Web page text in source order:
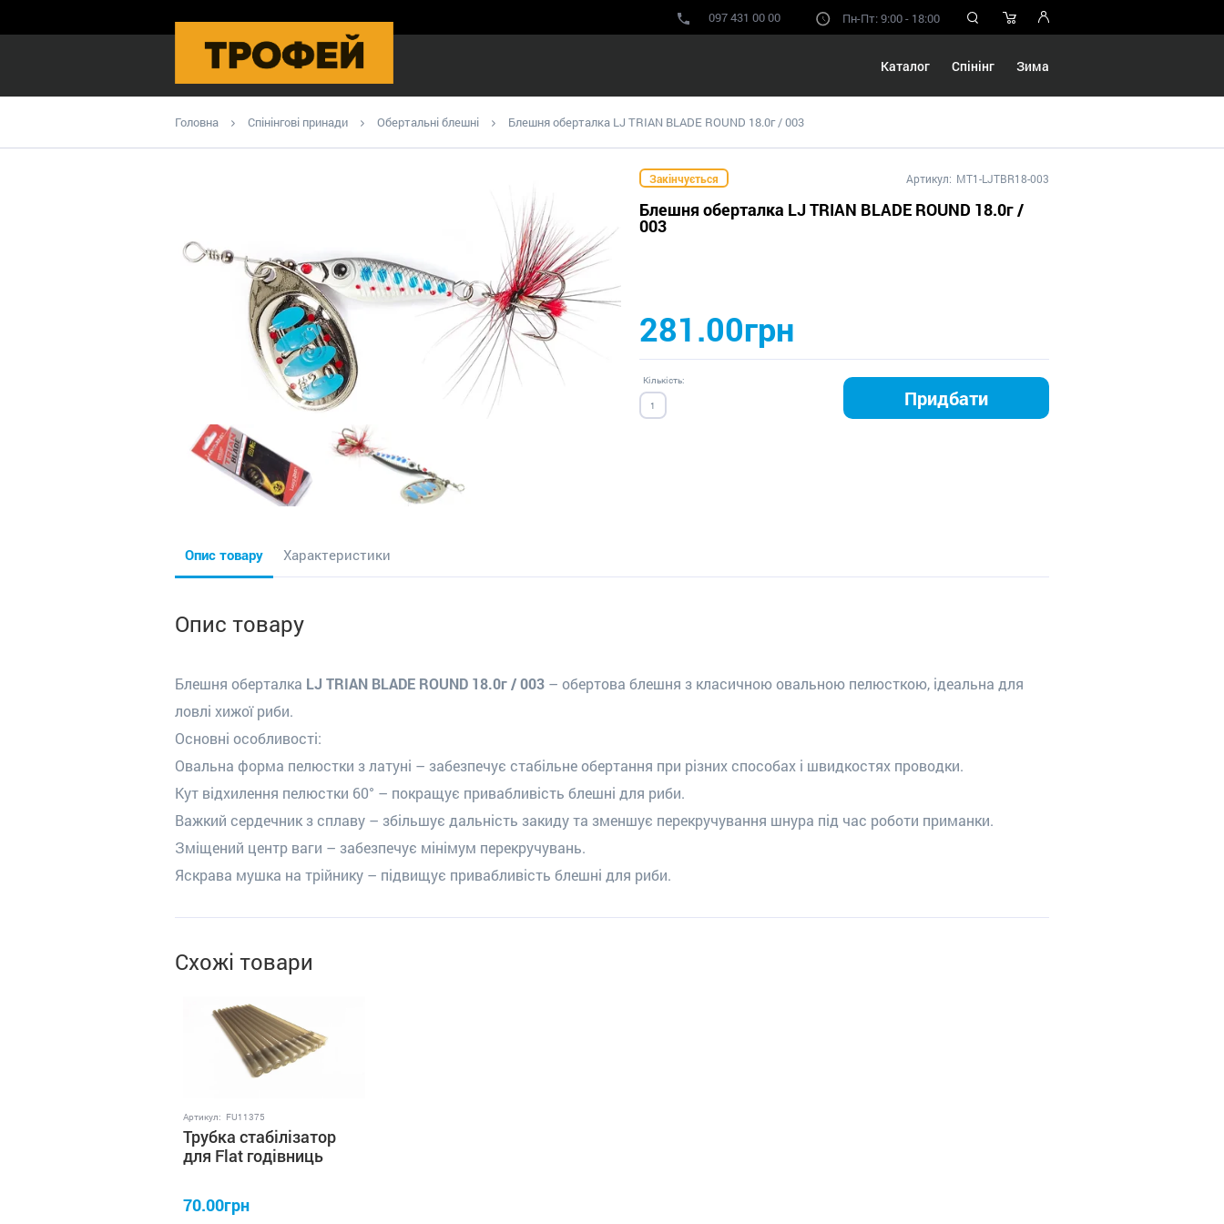
097 431 00 00 Пн-Пт: 9:00 - 18:00
Каталог Спінінг Зима
Головна Спінінгові принади Обертальні блешні Блешня оберталка LJ TRIAN BLADE ROUND 18.0г / 003
Закінчується Артикул: MT1-LJTBR18-003
Блешня оберталка LJ TRIAN BLADE ROUND 18.0г /
003
281.00грн
Кількість:
Придбати
Опис товару Характеристики
Опис товару
Блешня оберталка LJ TRIAN BLADE ROUND 18.0г / 003 – обертова блешня з класичною овальною пелюсткою, ідеальна для
ловлі хижої риби.
Основні особливості:
Овальна форма пелюстки з латуні – забезпечує стабільне обертання при різних способах і швидкостях проводки.
Кут відхилення пелюстки 60° – покращує привабливість блешні для риби.
Важкий сердечник з сплаву – збільшує дальність закиду та зменшує перекручування шнура під час роботи приманки.
Зміщений центр ваги – забезпечує мінімум перекручувань.
Яскрава мушка на трійнику – підвищує привабливість блешні для риби.
Схожі товари
Артикул: FU11375
Трубка стабілізатор
для Flat годівниць
70.00грн